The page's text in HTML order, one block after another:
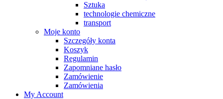
Sztuka
technologie chemiczne
transport
Moje konto
Szczegóły konta
Koszyk
Regulamin
Zapomniane hasło
Zamówienie
Zamówienia
My Account